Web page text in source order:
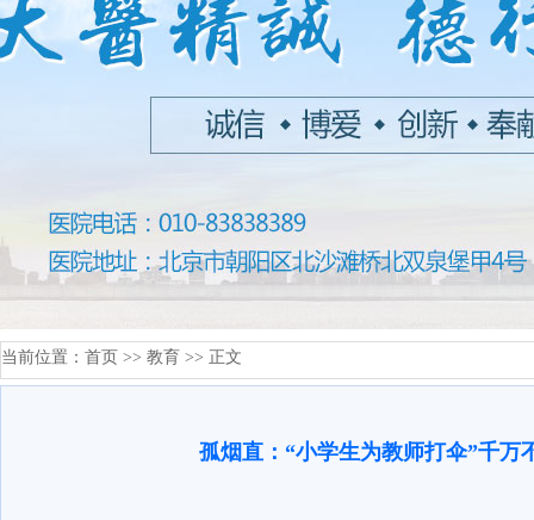
当前位置： 首页 >> 教育 >> 正文
孤烟直：“小学生为教师打伞”千万